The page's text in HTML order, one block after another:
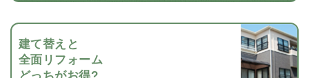
建て替えと
全面リフォーム
どっちがお得?